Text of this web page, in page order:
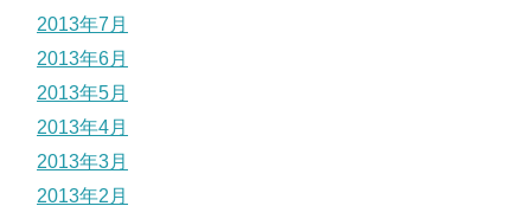
2013年7月
2013年6月
2013年5月
2013年4月
2013年3月
2013年2月